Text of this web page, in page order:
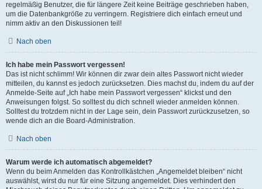
regelmäßig Benutzer, die für längere Zeit keine Beiträge geschrieben haben,
um die Datenbankgröße zu verringern. Registriere dich einfach erneut und
nimm aktiv an den Diskussionen teil!
Nach oben
Ich habe mein Passwort vergessen!
Das ist nicht schlimm! Wir können dir zwar dein altes Passwort nicht wieder
mitteilen, du kannst es jedoch zurücksetzen. Dies machst du, indem du auf der
Anmelde-Seite auf „Ich habe mein Passwort vergessen“ klickst und den
Anweisungen folgst. So solltest du dich schnell wieder anmelden können.
Solltest du trotzdem nicht in der Lage sein, dein Passwort zurückzusetzen, so
wende dich an die Board-Administration.
Nach oben
Warum werde ich automatisch abgemeldet?
Wenn du beim Anmelden das Kontrollkästchen „Angemeldet bleiben“ nicht
auswählst, wirst du nur für eine Sitzung angemeldet. Dies verhindert den